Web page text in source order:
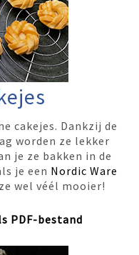
cakejes. Dankzij de
worden ze lekker
je ze bakken in de
je een Nordic Ware
wel véél mooier!
PDF-bestand